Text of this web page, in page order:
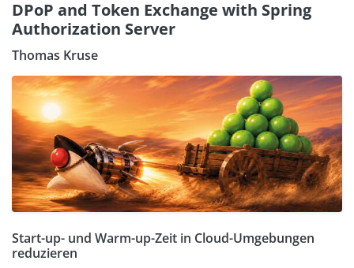
DPoP and Token Exchange with Spring
Authorization Server
Thomas Kruse
Start-up- und Warm-up-Zeit in Cloud-Umgebungen
reduzieren